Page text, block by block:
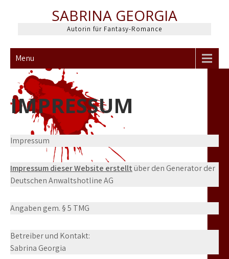
SABRINA GEORGIA
Autorin für Fantasy-Romance
Menu
IMPRESSUM
Impressum
Impressum dieser Website erstelltüber den Generator der
Deutschen Anwaltshotline AG
Angaben gem. § 5 TMG
Betreiber und Kontakt:
Sabrina Georgia